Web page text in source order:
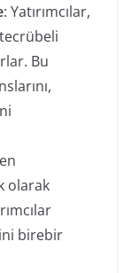
: Yatırımcılar,
Bu
olarak
birebir